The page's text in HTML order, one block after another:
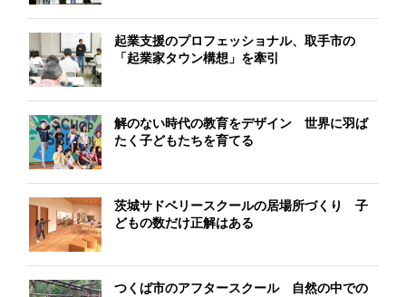
起業支援のプロフェッショナル、取手市の
「起業家タウン構想」を牽引
解のない時代の教育をデザイン 世界に羽ば
たく子どもたちを育てる
茨城サドベリースクールの居場所づくり 子
どもの数だけ正解はある
つくば市のアフタースクール 自然の中での